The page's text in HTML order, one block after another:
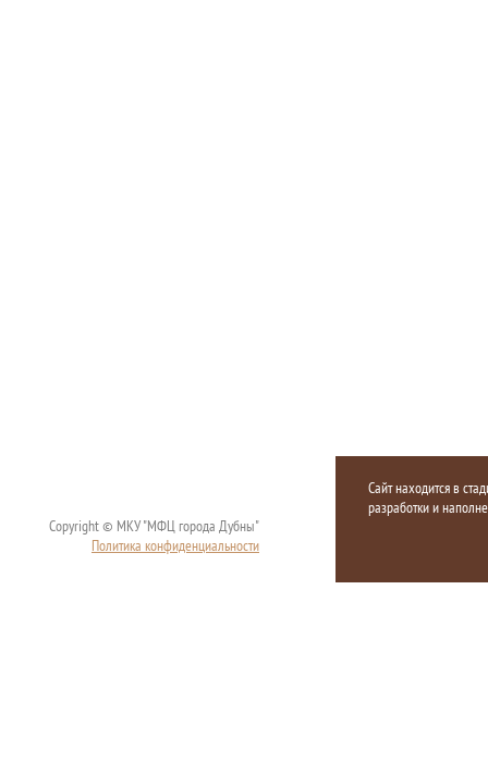
Copyright © МКУ "МФЦ города Дубны"
Политика конфиденциальности
Сайт находится в
разработки и